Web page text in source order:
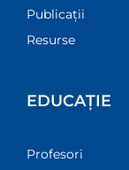
Publicații
Resurse
EDUCAȚIE
Profesori